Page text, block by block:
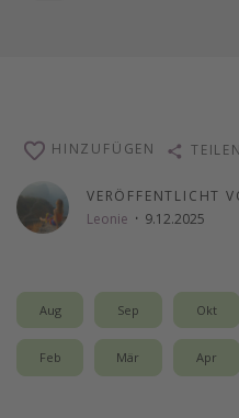
VERÖFFENTLICHT
Leonie · 9.12.2025
HINZUFÜGEN TEILEN
Aug Sep Okt
Feb Mär Apr